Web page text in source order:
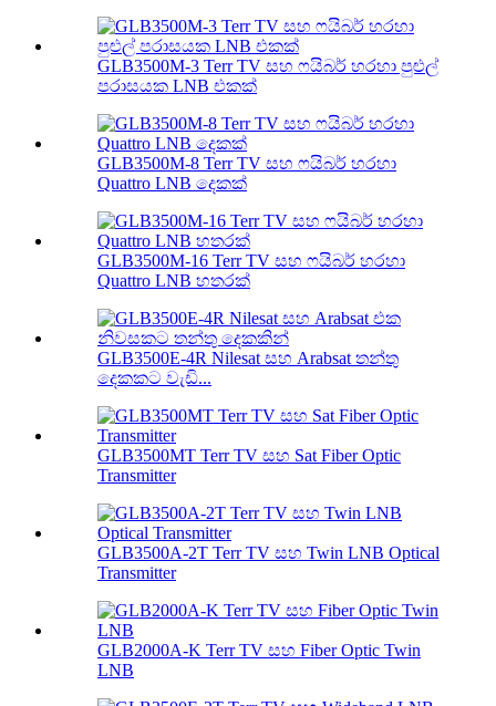
GLB3500M-3 Terr TV සහ ෆයිබර් හරහා පුළුල්
පරාසයක LNB එකක්
GLB3500M-8 Terr TV සහ ෆයිබර් හරහා
Quattro LNB දෙකක්
GLB3500M-16 Terr TV සහ ෆයිබර් හරහා
Quattro LNB හතරක්
GLB3500E-4R Nilesat සහ Arabsat තන්තු
දෙකකට වැඩි...
GLB3500MT Terr TV සහ Sat Fiber Optic
Transmitter
GLB3500A-2T Terr TV සහ Twin LNB Optical
Transmitter
GLB2000A-K Terr TV සහ Fiber Optic Twin
LNB